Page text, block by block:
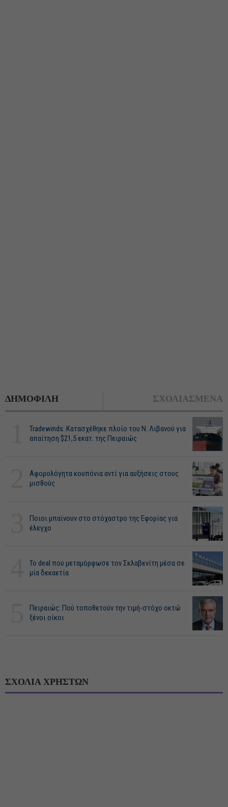
ΔΗΜΟΦΙΛΗ ΣΧΟΛΙΑΣΜΕΝΑ
Tradewinds: Κατασχέθηκε πλοίο του Ν. Λιβανού για
απαίτηση $21,5 εκατ. της Πειραιώς
Αφορολόγητα κουπόνια αντί για αυξήσεις στους
μισθούς
Ποιοι μπαίνουν στο στόχαστρο της Εφορίας για
έλεγχο
Το deal που μεταμόρφωσε τον Σκλαβενίτη μέσα σε
μία δεκαετία
Πειραιώς: Πού τοποθετούν την τιμή-στόχο οκτώ
ξένοι οίκοι
ΣΧΟΛΙΑ ΧΡΗΣΤΩΝ